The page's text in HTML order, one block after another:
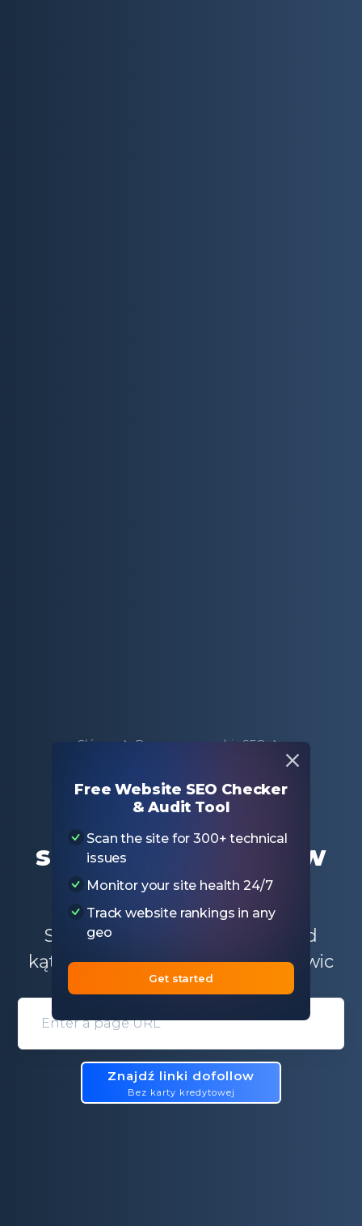
Główny
Darmowe narzędzia SEO
Narzędzie do
sprawdzania linków
dofollow
Sprawdź konkretną stronę pod
kątem linków dofollow i ich kotwic
Znajdź linki dofollow
Bez karty kredytowej
Free Website SEO Checker
& Audit Tool
Scan the site for 300+ technical
issues
Monitor your site health 24/7
Track website rankings in any
geo
Get started